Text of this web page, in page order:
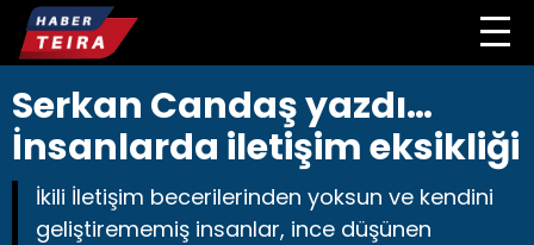
Serkan Candaş yazdı…
İnsanlarda iletişim eksikliği
İkili İletişim becerilerinden yoksun ve kendini
geliştirememiş insanlar, ince düşünen